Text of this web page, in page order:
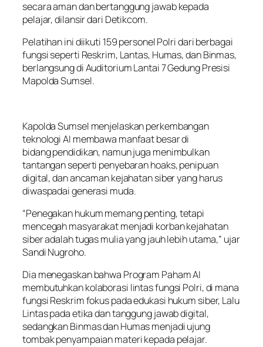
secara aman dan bertanggung jawab kepada
pelajar, dilansir dari Detikcom.
Pelatihan ini diikuti 159 personel Polri dari berbagai
fungsi seperti Reskrim, Lantas, Humas, dan Binmas,
berlangsung di Auditorium Lantai 7 Gedung Presisi
Mapolda Sumsel.
Kapolda Sumsel menjelaskan perkembangan
teknologi AI membawa manfaat besar di
bidang pendidikan, namun juga menimbulkan
tantangan seperti penyebaran hoaks, penipuan
digital, dan ancaman kejahatan siber yang harus
diwaspadai generasi muda.
“Penegakan hukum memang penting, tetapi
mencegah masyarakat menjadi korban kejahatan
siber adalah tugas mulia yang jauh lebih utama,” ujar
Sandi Nugroho.
Dia menegaskan bahwa Program Paham AI
membutuhkan kolaborasi lintas fungsi Polri, di mana
fungsi Reskrim fokus pada edukasi hukum siber, Lalu
Lintas pada etika dan tanggung jawab digital,
sedangkan Binmas dan Humas menjadi ujung
tombak penyampaian materi kepada pelajar.